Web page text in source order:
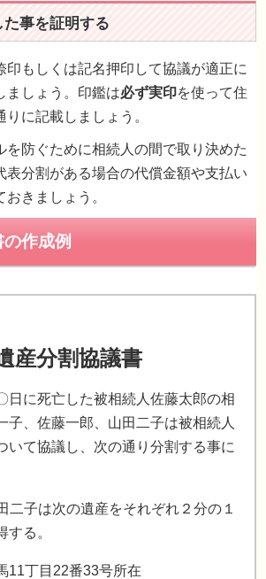
注意すべき２つの事
得したかが明確な分かること
印もしくは記名押印して協議が適正に
ましょう。印鑑は必ず実印を使って住
に記載しましょう。
を防ぐために相続人の間で取り決めた
表分割がある場合の代償金額や支払い
きましょう。
産分割協議書
日に死亡した被相続人佐藤太郎の相
子、佐藤一郎、山田二子は被相続人
いて協議し、次の通り分割する事に
二子は次の遺産をそれぞれ２分の１
する。
11丁目22番33号所在